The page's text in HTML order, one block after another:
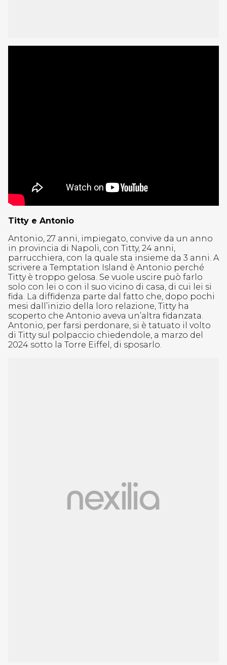
Titty e Antonio
Antonio, 27 anni, impiegato, convive da un anno
in provincia di Napoli, con Titty, 24 anni,
parrucchiera, con la quale sta insieme da 3 anni. A
scrivere a Temptation Island è Antonio perché
Titty è troppo gelosa. Se vuole uscire può farlo
solo con lei o con il suo vicino di casa, di cui lei si
fida. La diffidenza parte dal fatto che, dopo pochi
mesi dall’inizio della loro relazione, Titty ha
scoperto che Antonio aveva un’altra fidanzata.
Antonio, per farsi perdonare, si è tatuato il volto
di Titty sul polpaccio chiedendole, a marzo del
2024 sotto la Torre Eiffel, di sposarlo.